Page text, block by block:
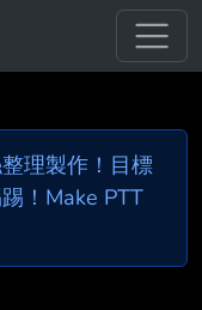
理製作！目標
！Make PTT